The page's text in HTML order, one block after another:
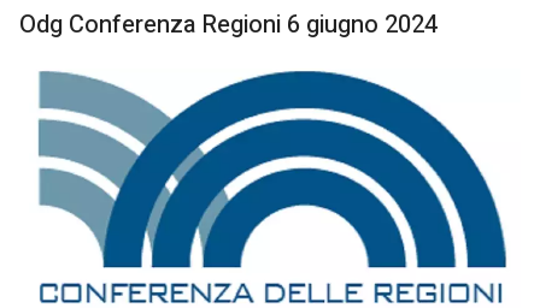
Odg Conferenza Regioni 6 giugno 2024